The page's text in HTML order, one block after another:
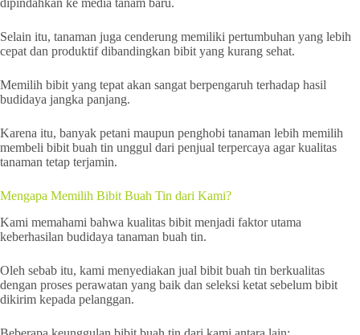
Selain itu, tanaman juga cenderung memiliki pertumbuhan yang lebih
cepat dan produktif dibandingkan bibit yang kurang sehat.
Memilih bibit yang tepat akan sangat berpengaruh terhadap hasil
budidaya jangka panjang.
Karena itu, banyak petani maupun penghobi tanaman lebih memilih
membeli bibit buah tin unggul dari penjual terpercaya agar kualitas
tanaman tetap terjamin.
Mengapa Memilih Bibit Buah Tin dari Kami?
Kami memahami bahwa kualitas bibit menjadi faktor utama
keberhasilan budidaya tanaman buah tin.
Oleh sebab itu, kami menyediakan jual bibit buah tin berkualitas
dengan proses perawatan yang baik dan seleksi ketat sebelum bibit
dikirim kepada pelanggan.